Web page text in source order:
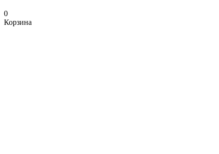
0
Корзина